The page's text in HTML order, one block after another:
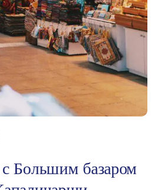
с Большим базаром